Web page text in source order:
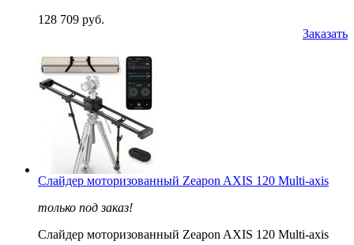
128 709 руб.
Заказать
Слайдер моторизованный Zeapon AXIS 120 Multi-axis
только под заказ!
Слайдер моторизованный Zeapon AXIS 120 Multi-axis